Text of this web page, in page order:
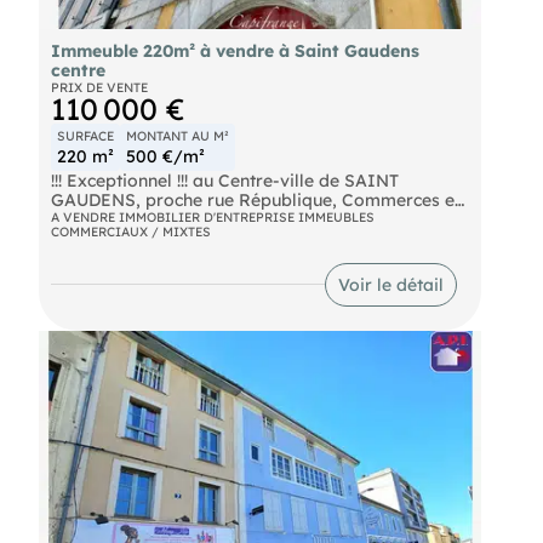
Immeuble 220m² à vendre à Saint Gaudens
centre
PRIX DE VENTE
110 000 €
SURFACE
220 m²
MONTANT AU M²
500 €/m²
!!! Exceptionnel !!! au Centre-ville de SAINT
GAUDENS, proche rue République, Commerces et
Commodités,
Rdc: Local Commercial 25m2, Appartement
2ème Etage: 1 Appartement de 75m2,
3ème Etage: 1 Appartement mansardé,
Double Cave, Jardin 30m2,
Libre de tout occupant !!!
Ravalement de Façade fait en 1994, Toiture
refaite en 1997, Factures,
4 Compteurs Edf, 1 Compteur Gaz, 1 Compteur
Eau,
Menuiseries Bois simple vitrage, Volets roulant
électriques, Gaz de ville, Tout à l'égout, I.Foncier
A VENDRE IMMOBILIER D'ENTREPRISE IMMEUBLES
COMMERCIAUX / MIXTES
Voir le détail